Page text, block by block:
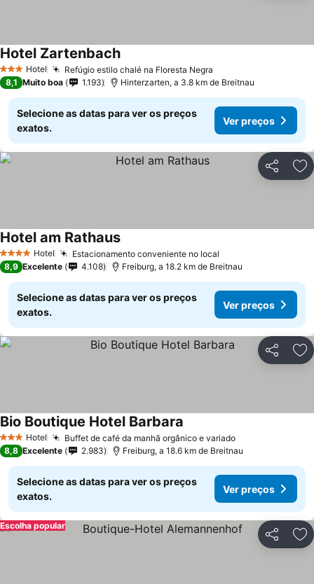
3 EstrelasHotel Refúgio estilo chalé na Floresta Negra
Hotel Zartenbach
8,1 Muito boa 1.193 Hinterzarten, a 3.8 km de Breitnau
Selecione as datas para ver os preços
exatos.
Ver preços
Partilhar
4 EstrelasHotel Estacionamento conveniente no local
Hotel am Rathaus
8,9 Excelente 4.108 Freiburg, a 18.2 km de Breitnau
Selecione as datas para ver os preços
exatos.
Ver preços
Partilhar
3 EstrelasHotel Buffet de café da manhã orgânico e variado
Bio Boutique Hotel Barbara
8,8 Excelente 2.983 Freiburg, a 18.6 km de Breitnau
Selecione as datas para ver os preços
exatos.
Ver preços
Partilhar
Escolha popular